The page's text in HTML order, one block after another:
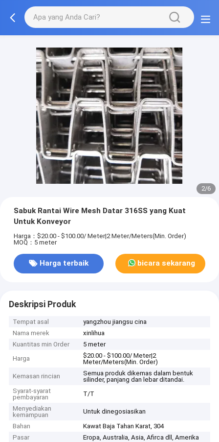
2/6
Sabuk Rantai Wire Mesh Datar 316SS yang Kuat
Untuk Konveyor
Harga：$20.00 - $100.00/ Meter|2 Meter/Meters(Min. Order)
MOQ：5 meter
Harga terbaik bicara sekarang
Deskripsi Produk
Tempat asal
yangzhou jiangsu cina
Nama merek
xinlihua
Kuantitas min Order
5 meter
Harga
$20.00 - $100.00/ Meter|2
Meter/Meters(Min. Order)
Kemasan rincian
Semua produk dikemas dalam bentuk
silinder, panjang dan lebar ditandai.
Syarat-syarat
pembayaran
T/T
Menyediakan
kemampuan
Untuk dinegosiasikan
Bahan
Kawat Baja Tahan Karat, 304
Pasar
Eropa, Australia, Asia, Afirca dll, Amerika